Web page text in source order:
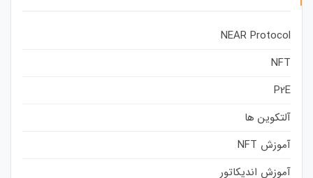
NEAR Protocol
NFT
P2E
آلتکوین ها
آموزش NFT
آموزش اندیکاتور